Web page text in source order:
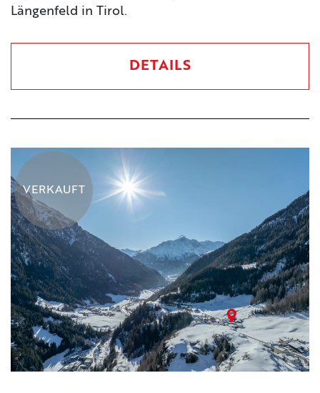
Längenfeld in Tirol.
DETAILS
VERKAUFT